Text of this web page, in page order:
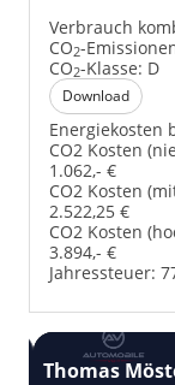
Verbrauch
CO2-
CO2-Klasse: D
Download
Energiekosten
CO2 Kosten
1.062,- €
CO2 Kosten
2.522,25 €
CO2 Kosten
3.894,- €
Jahressteuer:
Thomas